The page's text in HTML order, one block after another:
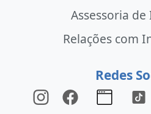
Assessoria
Relações com
Redes